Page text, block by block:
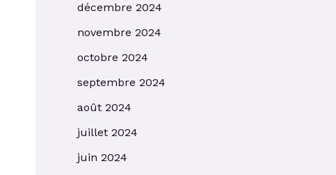
décembre 2024
novembre 2024
octobre 2024
septembre 2024
août 2024
juillet 2024
juin 2024